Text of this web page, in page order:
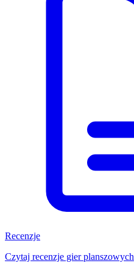
Recenzje
Czytaj recenzje gier planszowych